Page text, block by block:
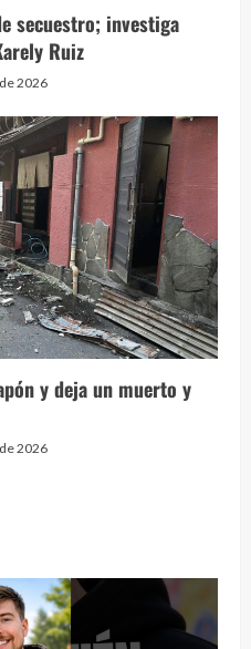
secuestro; investiga
Ruiz
2026
y deja un muerto y
2026